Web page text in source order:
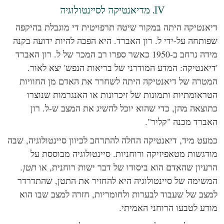
היתה במקור שיטה תרפויטית די מוגבלת בהיקפה
על-ידי ל. רון האברד. היא הפכה להיות ידועה בקנה
מידה נרחב ב-1950 כאשר ספרו רב המכר של ל. רון האברד
המדע המודרני של בריאות הנפש'יצא לאור.
של דיאנטיקה היתה לשחרר את האדם מן החוויות
ותמונות של זיכרונות או האנגרמות שנוצרו
מהן, כדי שהוא יוכל להשיג את המצב ש-ל. רון
מכנה "קליר".
מיד, דיאנטיקה החלה להתרחב לכיוון סיינטולוגיה, שבה
מטאפיזיקה ורוחניות. סיינטולוגיה מבוססת על
שהאדם הוא ביסודו של דבר ישות רוחנית, או תטן.
של סיינטולוגיה היא להחזיר את התטן, שהתדרדר
של שעבוד לבערות ולחומריות, חזרה למצב שבו הוא
לטבעו הרוחני האמיתי.